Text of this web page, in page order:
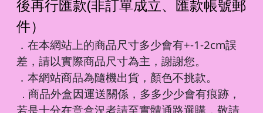
後再行匯款(非訂單成立、匯款帳號郵
件）
．在本網站上的商品尺寸多少會有+-1-2cm誤
差，請以實際商品尺寸為主，謝謝您。
．本網站商品為隨機出貨，顏色不挑款。
． 商品外盒因運送關係，多多少少會有痕跡，
若是十分在意盒況者請至實體通路選購，敬請